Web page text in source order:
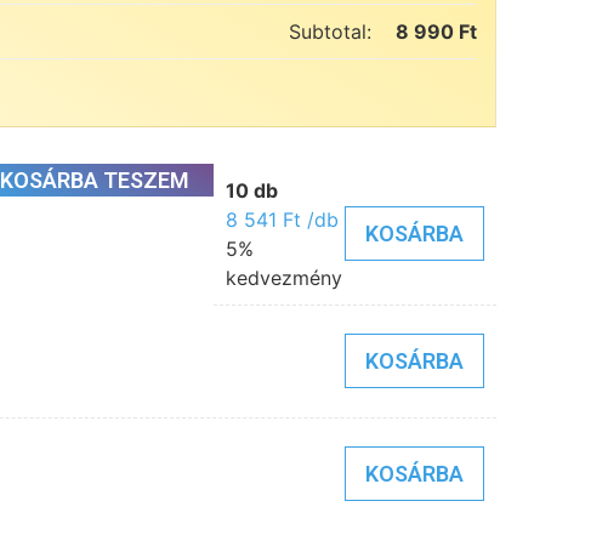
Subtotal: 8 990 Ft
KOSÁRBA TESZEM
10 db
8 541 Ft /db
5%
kedvezmény
KOSÁRBA
KOSÁRBA
KOSÁRBA